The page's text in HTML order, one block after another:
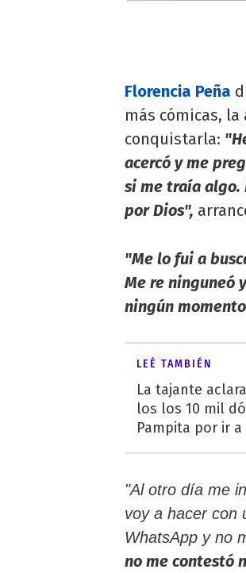
Florencia Peña
más cómicas,
conquistarla:
acercó y me
si me traía algo.
por Dios",
"Me lo fui a
Me re ninguneó
ningún
LEÉ TAMBIÉN
La tajante
los los 10 mil
Pampita por ir a
"Al otro día me
voy a hacer con
WhatsApp y no
no me contestó